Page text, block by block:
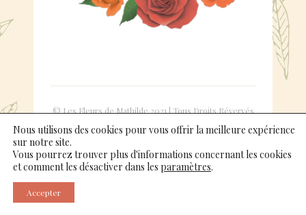
© Les Fleurs de Mathilde 2021 | Tous Droits Révervés
| Mentions légales
GOOGLE MAPS
INSTAGRAM
Nous utilisons des cookies pour vous offrir la meilleure expérience
sur notre site.
Vous pourrez trouver plus d'informations concernant les cookies
et comment les désactiver dans les paramètres.
Accepter